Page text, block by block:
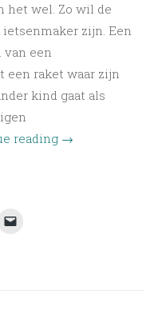
het wel. Zo wil de
zijn. Een
van een
een raket waar zijn
kind gaat als
reading →